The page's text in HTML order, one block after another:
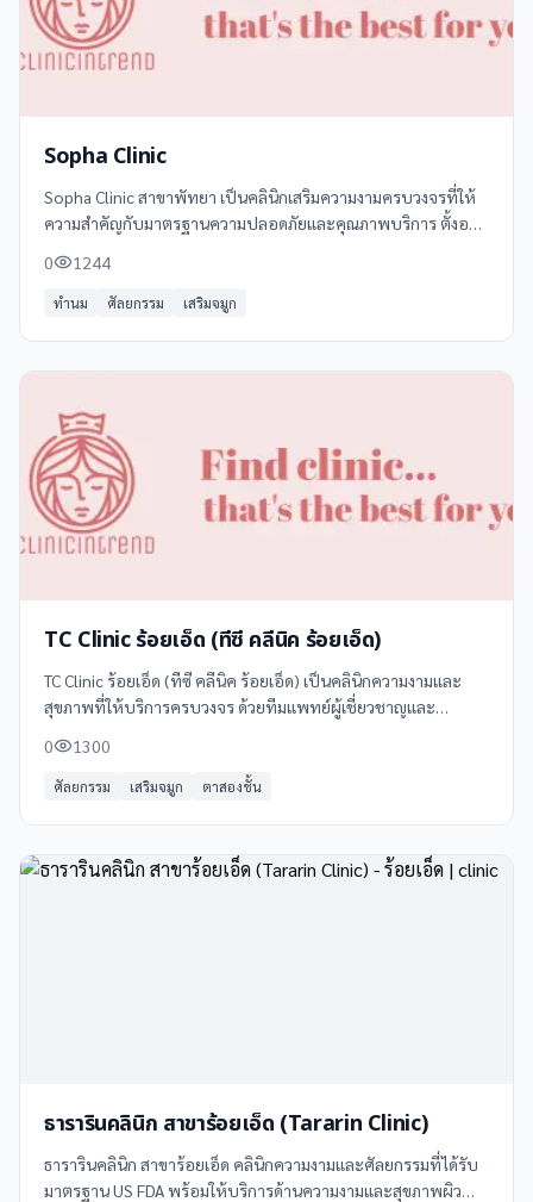
Sopha Clinic
Sopha Clinic สาขาพัทยา เป็นคลินิกเสริมความงามครบวงจรที่ให้
ความสำคัญกับมาตรฐานความปลอดภัยและคุณภาพบริการ ตั้งอยู่
Clinic
0 1244
ทำนม ศัลยกรรม เสริมจมูก
TC Clinic ร้อยเอ็ด (ทีซี คลีนิค ร้อยเอ็ด)
TC Clinic ร้อยเอ็ด (ทีซี คลีนิค ร้อยเอ็ด) เป็นคลินิกความงามและ
สุขภาพที่ให้บริการครบวงจร ด้วยทีมแพทย์ผู้เชี่ยวชาญและ
บริการของ TC Clinic ร้อยเอ็ด
0 1300
ศัลยกรรม เสริมจมูก ตาสองชั้น
ธารารินคลินิก สาขาร้อยเอ็ด (Tararin Clinic)
ธารารินคลินิก สาขาร้อยเอ็ด คลินิกความงามและศัลยกรรมที่ได้รับ
มาตรฐาน US FDA พร้อมให้บริการด้านความงามและสุขภาพผิว